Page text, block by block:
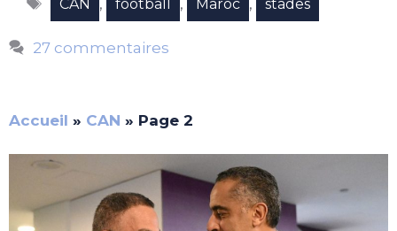
CAN football Maroc stades
27 commentaires
Accueil » CAN » Page 2